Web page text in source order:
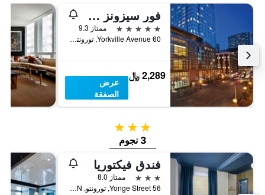
فور سيزونز هوتل تورونتو
5 نجوم
ممتاز 9.3
60 Yorkville Avenue, تورونتو, ON, كندا
2,289 ﷼
عرض
الصفقة
3 نجوم
3 نجوم
فندق فيكتوريا
3 نجوم
ممتاز 8.0
56 Yonge Street, تورونتو, ON, كندا